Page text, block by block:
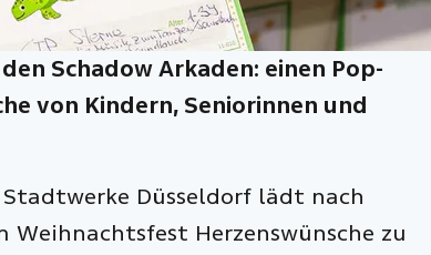
Schadow Arkaden: einen Pop-
von Kindern, Seniorinnen und
Düsseldorf lädt nach
Herzenswünsche zu